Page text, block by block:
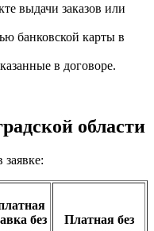
выдачи заказов или
банковской карты в
в договоре.
области
без
Платная без